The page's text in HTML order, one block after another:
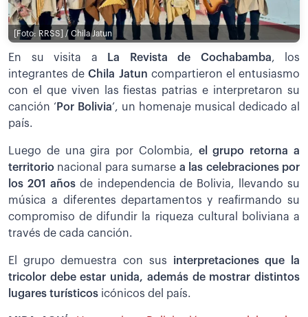
[Foto: RRSS] / Chila Jatun
En su visita a La Revista de Cochabamba, los
integrantes de Chila Jatun compartieron el entusiasmo
con el que viven las fiestas patrias e interpretaron su
canción ‘ Por Bolivia’, un homenaje musical dedicado al
país.
Luego de una gira por Colombia, el grupo retorna a
territorio nacional para sumarse a las celebraciones por
los 201 años de independencia de Bolivia, llevando su
música a diferentes departamentos y reafirmando su
compromiso de difundir la riqueza cultural boliviana a
través de cada canción.
El grupo demuestra con sus interpretaciones que la
tricolor debe estar unida, además de mostrar distintos
lugares turísticos icónicos del país.